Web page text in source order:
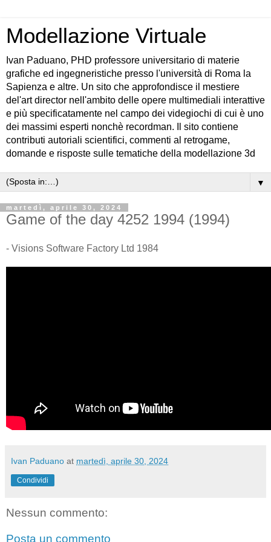
Modellazione Virtuale
Ivan Paduano, PHD professore universitario di materie
grafiche ed ingegneristiche presso l'università di Roma la
Sapienza e altre. Un sito che approfondisce il mestiere
del'art director nell'ambito delle opere multimediali interattive
e più specificatamente nel campo dei videgiochi di cui è uno
dei massimi esperti nonchè recordman. Il sito contiene
contributi autoriali scientifici, commenti al retrogame,
domande e risposte sulle tematiche della modellazione 3d
▼
martedì, aprile 30, 2024
Game of the day 4252 1994 (1994)
- Visions Software Factory Ltd 1984
Ivan Paduano at martedì, aprile 30, 2024
Condividi
Nessun commento:
Posta un commento